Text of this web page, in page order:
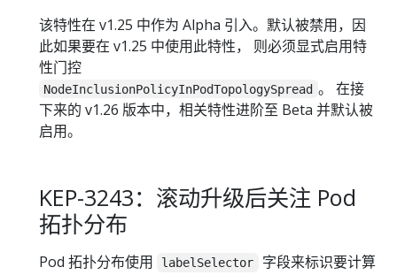
该特性在 v1.25 中作为 Alpha 引入。默认被禁用，因
此如果要在 v1.25 中使用此特性， 则必须显式启用特
性门控
NodeInclusionPolicyInPodTopologySpread 。 在接
下来的 v1.26 版本中，相关特性进阶至 Beta 并默认被
启用。
KEP-3243：滚动升级后关注 Pod
拓扑分布
Pod 拓扑分布使用 labelSelector
字段来标识要计算